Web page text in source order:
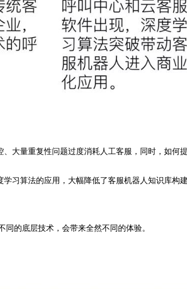
量重复性问题过度消耗人工客服，同时，如何
算法的应用，大幅降低了客服机器人知识库构
的底层技术，会带来全然不同的体验。